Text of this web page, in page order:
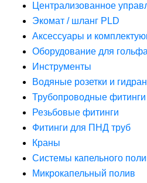
Централизованное
Экомат / шланг PLD
Аксессуары и
Оборудование для гольфа
Инструменты
Водяные розетки и
Трубопроводные фитинги
Резьбовые фитинги
Фитинги для ПНД труб
Краны
Системы капельного
Микрокапельный полив